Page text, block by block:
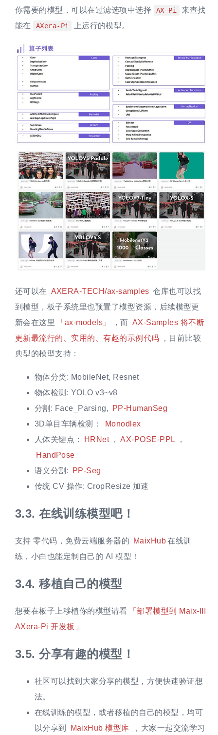
你需要的模型，可以在过滤选项中选择
AX-Pi
来查找
能在
AXera-Pi 上运行的模型。
还可以在 AXERA-TECH/ax-samples 仓库也可以找
到模型，板子系统里也预置了模型资源，后续模型更
新会在这里
「ax-models」 ，而 AX-Samples 将不断
更新最流行的、实用的、有趣的示例代码
，目前比较
典型的模型支持：
物体分类: MobileNet, Resnet
物体检测: YOLO v3~v8
分割: Face_Parsing,
PP-HumanSeg
3D单目车辆检测：
Monodlex
人体关键点：
HRNet ， AX-POSE-PPL
，
HandPose
语义分割:
PP-Seg
传统 CV 操作: CropResize 加速
3.3.在线训练模型吧！
支持 零代码，免费云端服务器的 MaixHub在线训
练，小白也能定制自己的 AI 模型！
3.4.移植自己的模型
想要在板子上移植你的模型请看
「部署模型到 Maix-III
AXera-Pi 开发板」
3.5.分享有趣的模型！
社区可以找到大家分享的模型，方便快速验证想
法。
在线训练的模型，或者移植的自己的模型，均可
以分享到
MaixHub 模型库 ，大家一起交流学习